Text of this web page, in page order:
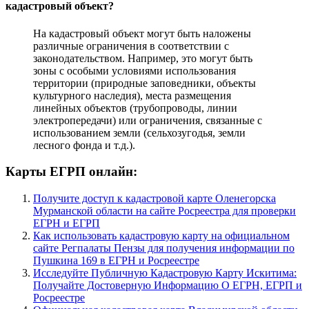
кадастровый объект?
На кадастровый объект могут быть наложены
различные ограничения в соответствии с
законодательством. Например, это могут быть
зоны с особыми условиями использования
территории (природные заповедники, объекты
культурного наследия), места размещения
линейных объектов (трубопроводы, линии
электропередачи) или ограничения, связанные с
использованием земли (сельхозугодья, земли
лесного фонда и т.д.).
Карты ЕГРП онлайн:
Получите доступ к кадастровой карте Оленегорска
Мурманской области на сайте Росреестра для проверки
ЕГРН и ЕГРП
Как использовать кадастровую карту на официальном
сайте Регпалаты Пензы для получения информации по
Пушкина 169 в ЕГРН и Росреестре
Исследуйте Публичную Кадастровую Карту Искитима:
Получайте Достоверную Информацию О ЕГРН, ЕГРП и
Росреестре